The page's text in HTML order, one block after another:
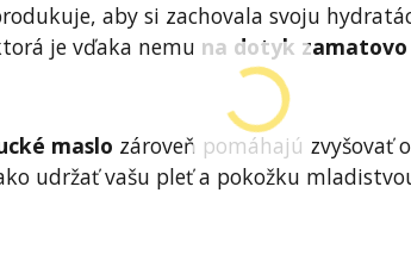
aby si zachovala svoju
je vďaka nemu na dotyk
maslo zároveň pomáhajú zvyšovať
udržať vašu pleť a pokožku